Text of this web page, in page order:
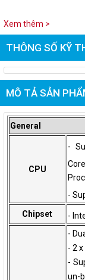
Xem thêm >
THÔNG SỐ KỸ
MÔ TẢ SẢN
General
CPU
-
-
Chipset -
-
- 2
-
un-